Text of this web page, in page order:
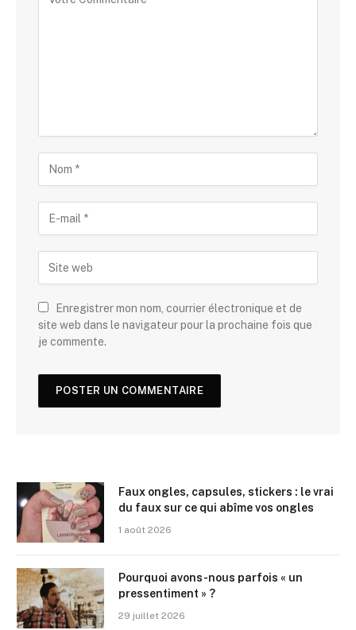
Enregistrer mon nom, courrier électronique et de
site web dans le navigateur pour la prochaine fois que
je commente.
Faux ongles, capsules, stickers : le vrai
du faux sur ce qui abîme vos ongles
1 août 2026
Pourquoi avons-nous parfois « un
pressentiment » ?
29 juillet 2026